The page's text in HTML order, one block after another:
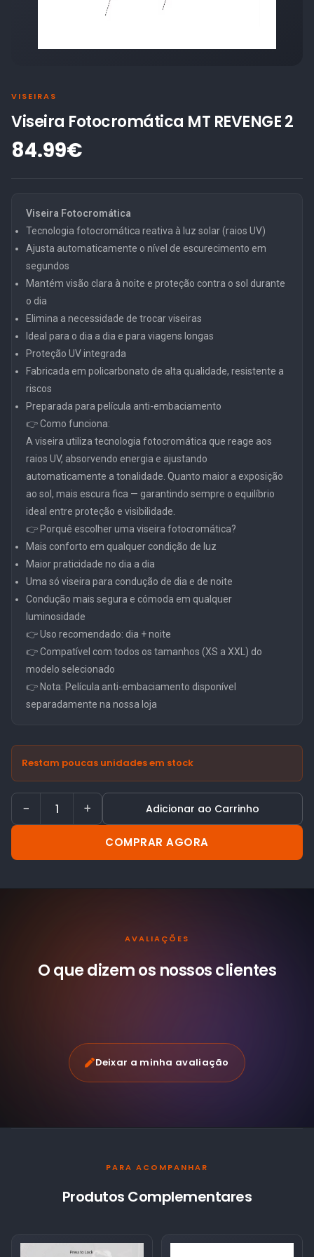
VISEIRAS
Viseira Fotocromática MT REVENGE 2
84.99€
Viseira Fotocromática
Tecnologia fotocromática reativa à luz solar (raios UV)
Ajusta automaticamente o nível de escurecimento em
segundos
Mantém visão clara à noite e proteção contra o sol durante
o dia
Elimina a necessidade de trocar viseiras
Ideal para o dia a dia e para viagens longas
Proteção UV integrada
Fabricada em policarbonato de alta qualidade, resistente a
riscos
Preparada para película anti-embaciamento
👉 Como funciona:
A viseira utiliza tecnologia fotocromática que reage aos
raios UV, absorvendo energia e ajustando
automaticamente a tonalidade. Quanto maior a exposição
ao sol, mais escura fica — garantindo sempre o equilíbrio
ideal entre proteção e visibilidade.
👉 Porquê escolher uma viseira fotocromática?
Mais conforto em qualquer condição de luz
Maior praticidade no dia a dia
Uma só viseira para condução de dia e de noite
Condução mais segura e cómoda em qualquer
luminosidade
👉 Uso recomendado: dia + noite
👉 Compatível com todos os tamanhos (XS a XXL) do
modelo selecionado
👉 Nota: Película anti-embaciamento disponível
separadamente na nossa loja
Restam poucas unidades em stock
− + Adicionar ao Carrinho
COMPRAR AGORA
AVALIAÇÕES
O que dizem os nossosclientes
Deixar a minha avaliação
PARA ACOMPANHAR
Produtos Complementares